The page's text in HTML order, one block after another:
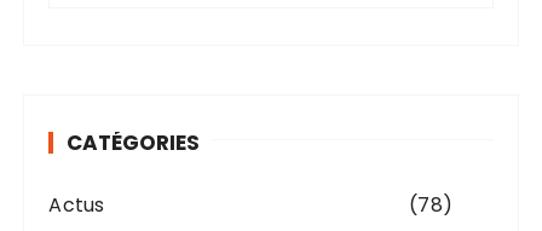
e CATÉGORIES
Actus (78)